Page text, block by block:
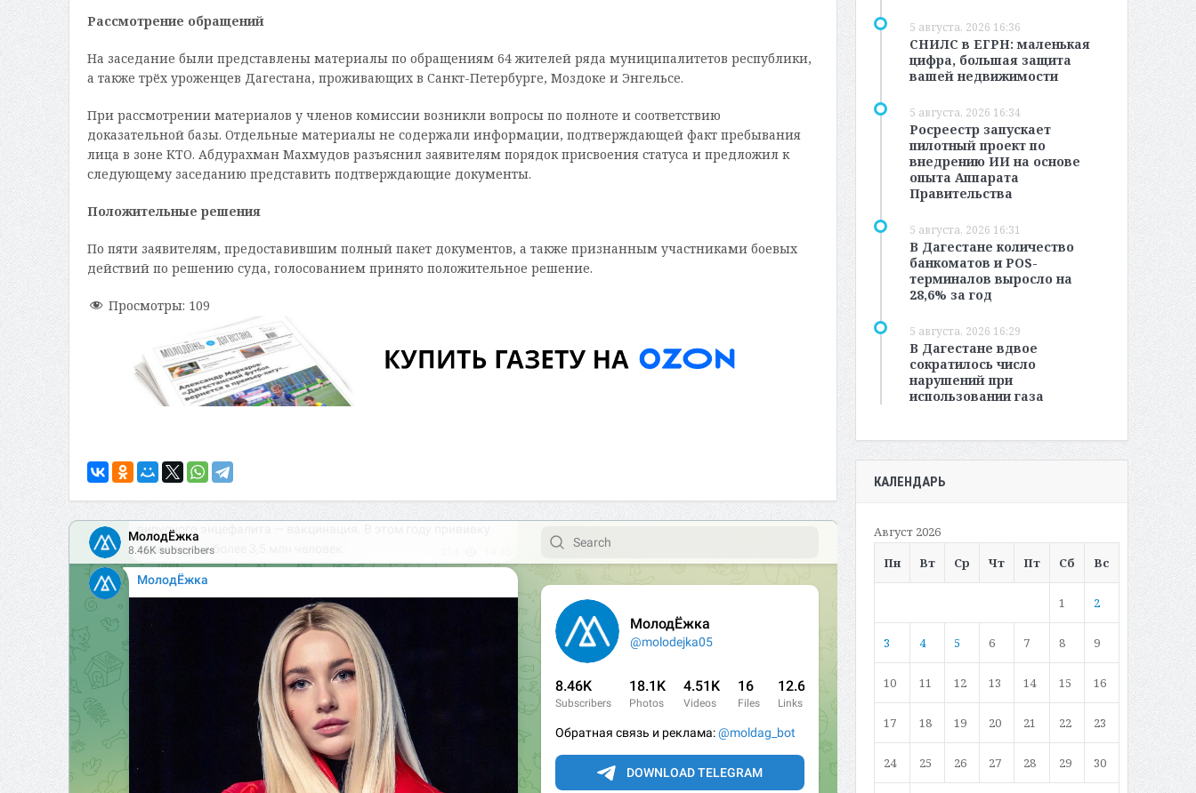
Рассмотрение обращений
На заседание были представлены материалы по обращениям 64 жителей ряда муниципалитетов республики,
а также трёх уроженцев Дагестана, проживающих в Санкт-Петербурге, Моздоке и Энгельсе.
При рассмотрении материалов у членов комиссии возникли вопросы по полноте и соответствию
доказательной базы. Отдельные материалы не содержали информации, подтверждающей факт пребывания
лица в зоне КТО. Абдурахман Махмудов разъяснил заявителям порядок присвоения статуса и предложил к
следующему заседанию представить подтверждающие документы.
Положительные решения
По пяти заявителям, предоставившим полный пакет документов, а также признанным участниками боевых
действий по решению суда, голосованием принято положительное решение.
Просмотры: 109
5 августа, 2026 16:36
СНИЛС в ЕГРН: маленькая
цифра, большая защита
вашей недвижимости
5 августа, 2026 16:34
Росреестр запускает
пилотный проект по
внедрению ИИ на основе
опыта Аппарата
Правительства
5 августа, 2026 16:31
В Дагестане количество
банкоматов и POS-
терминалов выросло на
28,6% за год
5 августа, 2026 16:29
В Дагестане вдвое
сократилось число
нарушений при
использовании газа
КАЛЕНДАРЬ
Август 2026
Пн
Вт Ср Чт Пт Сб Вс
1 2
3 4 5 6 7 8 9
10 11 12 13 14 15 16
17 18 19 20 21 22 23
24 25 26 27 28 29 30